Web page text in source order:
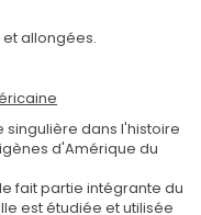
allongées.
dans l'histoire
d'Amérique du
fait partie intégrante du
est étudiée et utilisée